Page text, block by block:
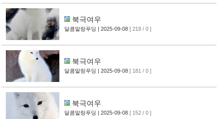
북극여우
달콤말랑푸딩 | 2025-09-08 [ 219 / 0 ]
북극여우
달콤말랑푸딩 | 2025-09-08 [ 181 / 0 ]
북극여우
달콤말랑푸딩 | 2025-09-08 [ 152 / 0 ]